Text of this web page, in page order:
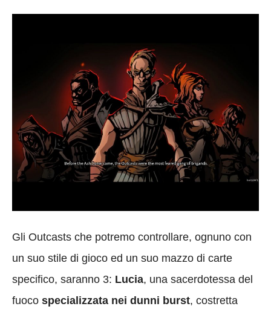
Gli Outcasts che potremo controllare, ognuno con
un suo stile di gioco ed un suo mazzo di carte
specifico, saranno 3: Lucia, una sacerdotessa del
fuoco specializzata nei dunni burst, costretta